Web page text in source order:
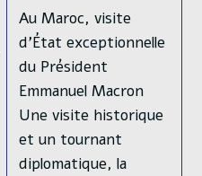
Au Maroc, visite
d’État exceptionnelle
du Président
Emmanuel Macron
Une visite historique
et un tournant
diplomatique, la